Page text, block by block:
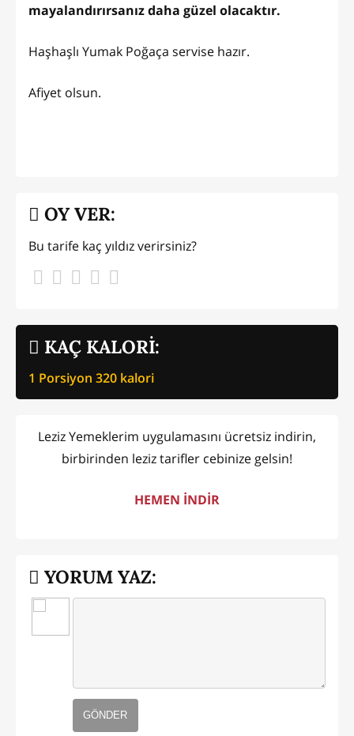
mayalandırırsanız daha güzel olacaktır.
Haşhaşlı Yumak Poğaça servise hazır.
Afiyet olsun.
KAÇ KALORİ:
1 Porsiyon 320 kalori
OY VER:
Bu tarife kaç yıldız verirsiniz?
Leziz Yemeklerim uygulamasını ücretsiz indirin,
birbirinden leziz tarifler cebinize gelsin!
HEMEN İNDİR
YORUM YAZ:
GÖNDER